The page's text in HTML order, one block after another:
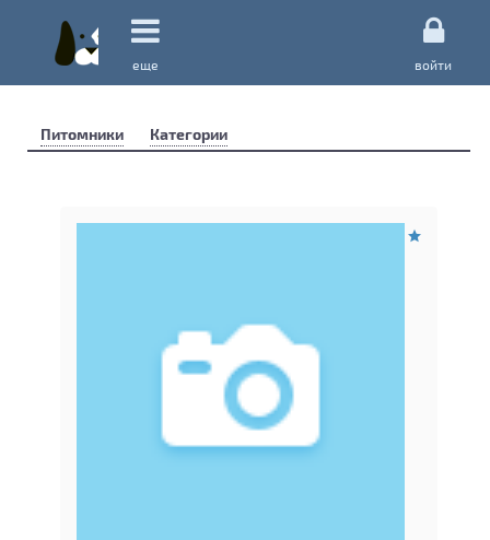
еще войти
Питомники Категории